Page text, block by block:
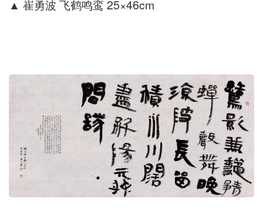
▲ 崔勇波 飞鹤鸣鸾 25×46cm